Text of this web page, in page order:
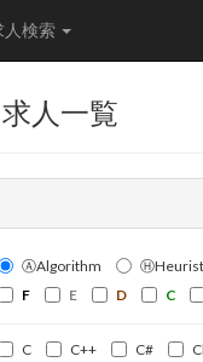
人検索
人一覧
ⒶAlgorithm
F
E D C
C C++ C#